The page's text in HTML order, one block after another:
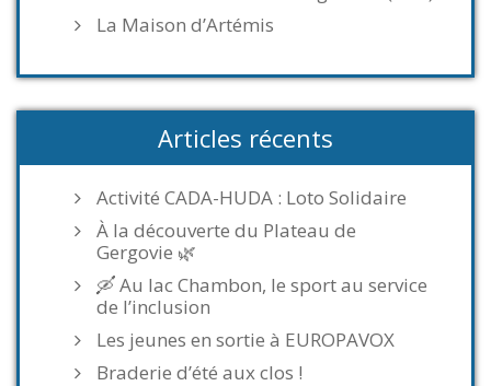
La Maison d’Artémis
Articles récents
Activité CADA-HUDA : Loto Solidaire
À la découverte du Plateau de
Gergovie 🌿
🛶 Au lac Chambon, le sport au service
de l’inclusion
Les jeunes en sortie à EUROPAVOX
Braderie d’été aux clos !